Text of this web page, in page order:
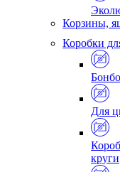
Корзины,
Коробки
Для
круги